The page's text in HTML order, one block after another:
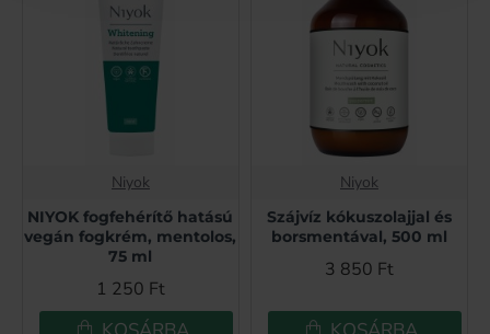
Niyok
NIYOK fogfehérítő hatású
vegán fogkrém, mentolos,
75 ml
1 250 Ft
Niyok
Szájvíz kókuszolajjal és
borsmentával, 500 ml
3 850 Ft